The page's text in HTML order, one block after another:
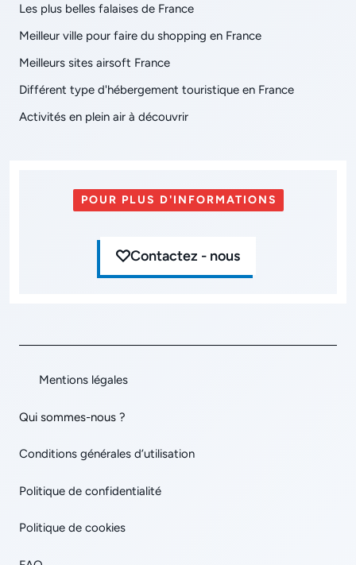
Les plus belles falaises de France
Meilleur ville pour faire du shopping en France
Meilleurs sites airsoft France
Différent type d'hébergement touristique en France
Activités en plein air à découvrir
POUR PLUS D'INFORMATIONS
Contactez - nous
Mentions légales
Qui sommes-nous ?
Conditions générales d’utilisation
Politique de confidentialité
Politique de cookies